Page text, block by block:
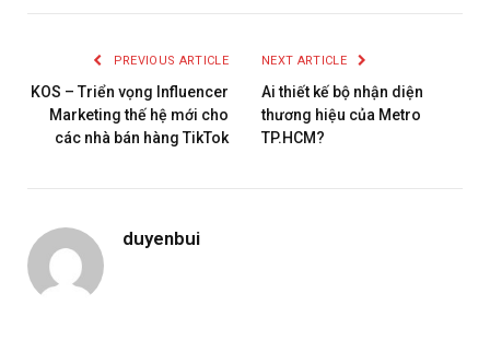
PREVIOUS ARTICLE
KOS – Triển vọng Influencer
Marketing thế hệ mới cho
các nhà bán hàng TikTok
NEXT ARTICLE
Ai thiết kế bộ nhận diện
thương hiệu của Metro
TP.HCM?
duyenbui